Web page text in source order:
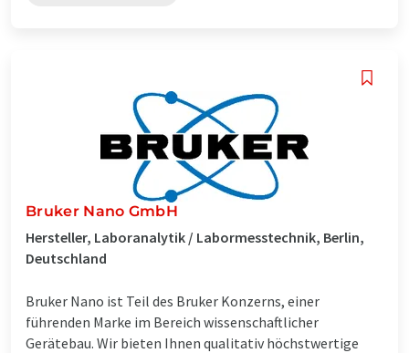
Bruker Nano GmbH
Hersteller, Laboranalytik / Labormesstechnik, Berlin,
Deutschland
Bruker Nano ist Teil des Bruker Konzerns, einer
führenden Marke im Bereich wissenschaftlicher
Gerätebau. Wir bieten Ihnen qualitativ höchstwertige